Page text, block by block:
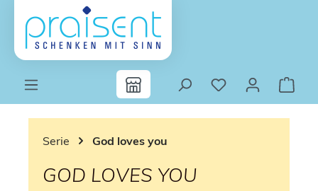
Zum Hauptinhalt springen
Serie God loves you
GOD LOVES YOU